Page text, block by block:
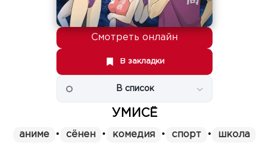
Смотреть онлайн
В закладки
В список
УМИСЁ
аниме • сёнен • комедия • спорт • школа